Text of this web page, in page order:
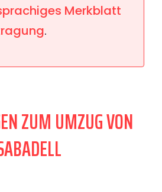
Merkblatt
.
ZUM UMZUG VON